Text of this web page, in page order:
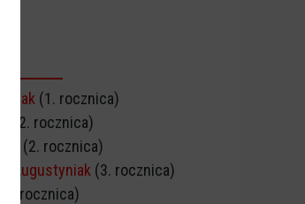
(1. rocznica)
(2. rocznica)
(2. rocznica)
Augustyniak (3. rocznica)
(5. rocznica)